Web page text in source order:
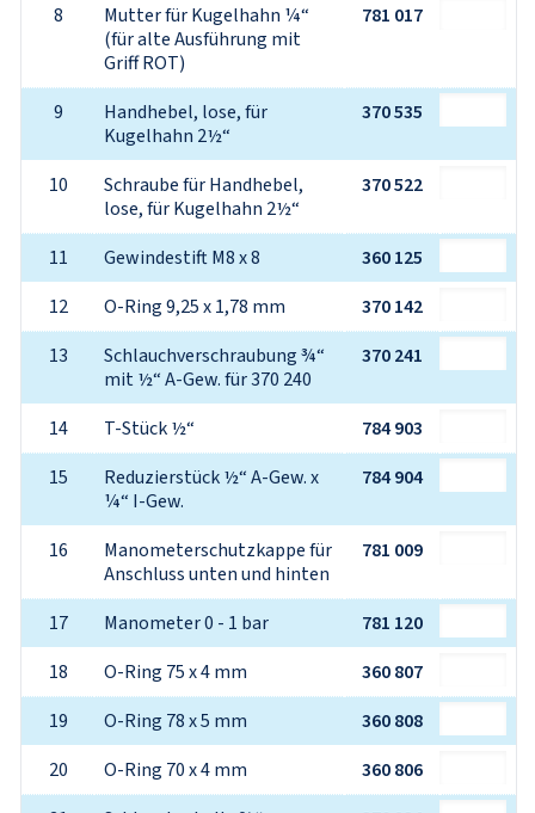
8
Mutter für Kugelhahn ¼“
(für alte Ausführung mit
Griff ROT)
781 017
9
Handhebel, lose, für
Kugelhahn 2½“
370 535
10
Schraube für Handhebel,
lose, für Kugelhahn 2½“
370 522
11 Gewindestift M8 x 8
360 125
12
O-Ring 9,25 x 1,78 mm
370 142
13
Schlauchverschraubung ¾“
mit ½“ A-Gew. für 370 240
370 241
14 T-Stück ½“
784 903
15
Reduzierstück ½“ A-Gew. x
¼“ I-Gew.
784 904
16
Manometerschutzkappe für
Anschluss unten und hinten
781 009
17 Manometer 0 - 1 bar
781 120
18
O-Ring 75 x 4 mm
360 807
19
O-Ring 78 x 5 mm
360 808
20
O-Ring 70 x 4 mm
360 806